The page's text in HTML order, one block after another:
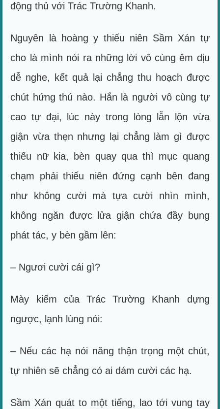
động thủ với Trác Trường Khanh.
Nguyên là hoàng y thiếu niên Sầm Xán tự
cho là mình nói ra những lời vô cùng êm dịu
dễ nghe, kết quả lại chẳng thu hoạch được
chút hứng thú nào. Hắn là người vô cùng tự
cao tự đại, lúc này trong lòng lẫn lộn vừa
giận vừa thẹn nhưng lại chẳng làm gì được
thiếu nữ kia, bèn quay qua thì mục quang
chạm phải thiếu niên đứng cạnh bên đang
như không cười mà tựa cười nhìn mình,
không ngăn được lửa giận chứa đầy bụng
phát tác, y bèn gầm lên:
– Ngươi cười cái gì?
Mày kiếm của Trác Trường Khanh dựng
ngược, lạnh lùng nói:
– Nếu các hạ nói năng thận trọng một chút,
tự nhiên sẽ chẳng có ai dám cười các hạ.
Sầm Xán quát to một tiếng, lao tới vung tay